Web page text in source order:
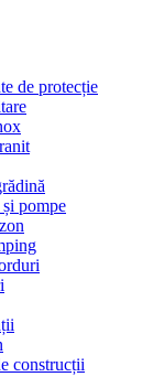
de protecție
pompe
construcții